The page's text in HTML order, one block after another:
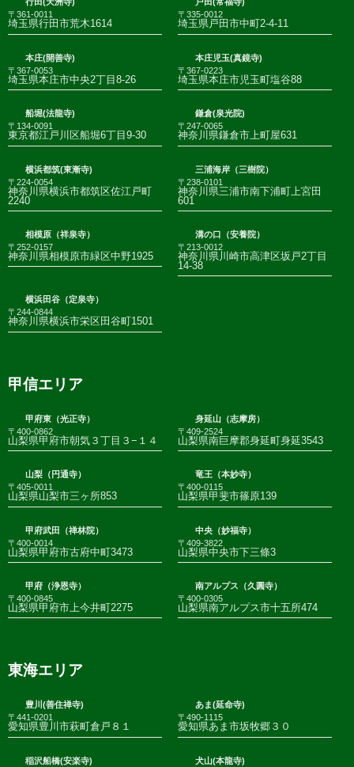
行田(天洲寺)
〒361-0011
埼玉県行田市荒木1614
戸田(常福寺)
〒335-0012
埼玉県戸田市中町2-4-11
本庄(開善寺)
〒367-0053
埼玉県本庄市中央2丁目8-26
本庄児玉(真鏡寺)
〒367-0223
埼玉県本庄市児玉町塩谷88
船堀(法龍寺)
〒134-0091
東京都江戸川区船堀6丁目9-30
鎌倉(泉光院)
〒247-0065
神奈川県鎌倉市上町屋631
横浜都筑(東漸寺)
〒224-0054
神奈川県横浜市都筑区佐江戸町
2240
三浦海岸（三樹院）
〒238-0101
神奈川県三浦市南下浦町上宮田
601
相模原（祥泉寺）
〒252-0157
神奈川県相模原市緑区中野1925
溝の口（安養院）
〒213-0012
神奈川県川崎市高津区坂戸2丁目
14-38
横浜田谷（定泉寺）
〒244-0844
神奈川県横浜市栄区田谷町1501
甲信エリア
甲府東（光正寺）
〒400-0862
山梨県甲府市朝気３丁目３−１４
身延山（志摩房）
〒409-2524
山梨県南巨摩郡身延町身延3543
山梨（円通寺）
〒405-0011
山梨県山梨市三ヶ所853
竜王（本妙寺）
〒400-0115
山梨県甲斐市篠原139
甲府武田（禅林院）
〒400-0014
山梨県甲府市古府中町3473
中央（妙福寺）
〒409-3822
山梨県中央市下三條3
甲府（浄恩寺）
〒400-0845
山梨県甲府市上今井町2275
南アルプス（久圓寺）
〒400-0305
山梨県南アルプス市十五所474
東海エリア
豊川(善住禅寺)
〒441-0201
愛知県豊川市萩町倉戸８１
あま(延命寺)
〒490-1115
愛知県あま市坂牧郷３０
稲沢船橋(安楽寺)
犬山(本龍寺)